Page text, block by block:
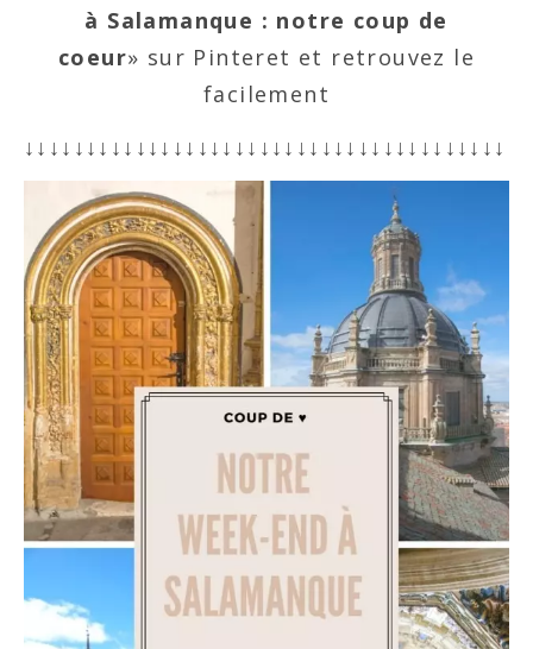
à Salamanque : notre coup de
coeur» sur Pinteret et retrouvez le
facilement